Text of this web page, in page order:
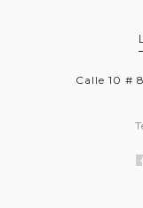
Calle 10 #